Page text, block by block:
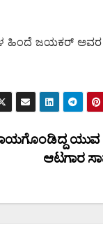
ಹಿಂದೆ ಜಯಕರ್
ಯುವ
ಆಟಗಾರ